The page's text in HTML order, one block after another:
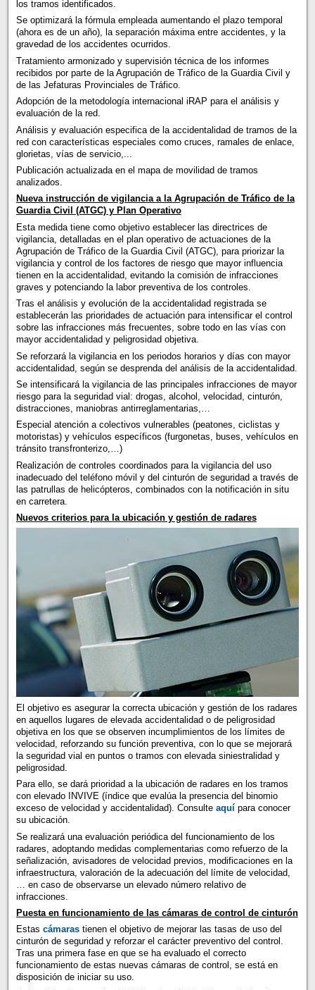
los tramos identificados.
Se optimizará la fórmula empleada aumentando el plazo temporal
(ahora es de un año), la separación máxima entre accidentes, y la
gravedad de los accidentes ocurridos.
Tratamiento armonizado y supervisión técnica de los informes
recibidos por parte de la Agrupación de Tráfico de la Guardia Civil y
de las Jefaturas Provinciales de Tráfico.
Adopción de la metodología internacional iRAP para el análisis y
evaluación de la red.
Análisis y evaluación especifica de la accidentalidad de tramos de la
red con características especiales como cruces, ramales de enlace,
glorietas, vías de servicio,...
Publicación actualizada en el mapa de movilidad de tramos
analizados.
Nueva instrucción de vigilancia a la Agrupación de Tráfico de la
Guardia Civil (ATGC) y Plan Operativo
Esta medida tiene como objetivo establecer las directrices de
vigilancia, detalladas en el plan operativo de actuaciones de la
Agrupación de Tráfico de la Guardia Civil (ATGC), para priorizar la
vigilancia y control de los factores de riesgo que mayor influencia
tienen en la accidentalidad, evitando la comisión de infracciones
graves y potenciando la labor preventiva de los controles.
Tras el análisis y evolución de la accidentalidad registrada se
establecerán las prioridades de actuación para intensificar el control
sobre las infracciones más frecuentes, sobre todo en las vías con
mayor accidentalidad y peligrosidad objetiva.
Se reforzará la vigilancia en los periodos horarios y días con mayor
accidentalidad, según se desprenda del análisis de la accidentalidad.
Se intensificará la vigilancia de las principales infracciones de mayor
riesgo para la seguridad vial: drogas, alcohol, velocidad, cinturón,
distracciones, maniobras antirreglamentarias,…
Especial atención a colectivos vulnerables (peatones, ciclistas y
motoristas) y vehículos específicos (furgonetas, buses, vehículos en
tránsito transfronterizo,…)
Realización de controles coordinados para la vigilancia del uso
inadecuado del teléfono móvil y del cinturón de seguridad a través de
las patrullas de helicópteros, combinados con la notificación in situ
en carretera.
Nuevos criterios para la ubicación y gestión de radares
El objetivo es asegurar la correcta ubicación y gestión de los radares
en aquellos lugares de elevada accidentalidad o de peligrosidad
objetiva en los que se observen incumplimientos de los límites de
velocidad, reforzando su función preventiva, con lo que se mejorará
la seguridad vial en puntos o tramos con elevada siniestralidad y
peligrosidad.
Para ello, se dará prioridad a la ubicación de radares en los tramos
con elevado INVIVE (índice que evalúa la presencia del binomio
exceso de velocidad y accidentalidad). Consulte aquípara conocer
su ubicación.
Se realizará una evaluación periódica del funcionamiento de los
radares, adoptando medidas complementarias como refuerzo de la
señalización, avisadores de velocidad previos, modificaciones en la
infraestructura, valoración de la adecuación del límite de velocidad,
… en caso de observarse un elevado número relativo de
infracciones.
Puesta en funcionamiento de las cámaras de control de cinturón
Estas cámarastienen el objetivo de mejorar las tasas de uso del
cinturón de seguridad y reforzar el carácter preventivo del control.
Tras una primera fase en que se ha evaluado el correcto
funcionamiento de estas nuevas cámaras de control, se está en
disposición de iniciar su uso.